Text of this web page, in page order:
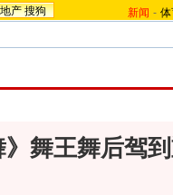
产 搜狗 新闻 -
》舞王舞后驾